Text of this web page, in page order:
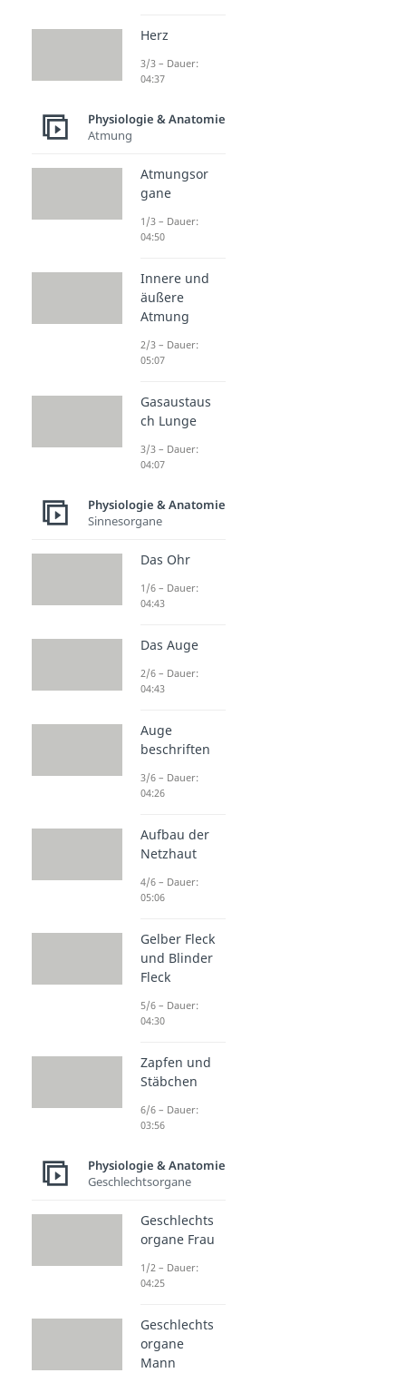
Herz
3/3 – Dauer:
04:37
Physiologie & Anatomie
Atmung
Atmungsor
gane
1/3 – Dauer:
04:50
Innere und
äußere
Atmung
2/3 – Dauer:
05:07
Gasaustaus
ch Lunge
3/3 – Dauer:
04:07
Physiologie & Anatomie
Sinnesorgane
Das Ohr
1/6 – Dauer:
04:43
Das Auge
2/6 – Dauer:
04:43
Auge
beschriften
3/6 – Dauer:
04:26
Aufbau der
Netzhaut
4/6 – Dauer:
05:06
Gelber Fleck
und Blinder
Fleck
5/6 – Dauer:
04:30
Zapfen und
Stäbchen
6/6 – Dauer:
03:56
Physiologie & Anatomie
Geschlechtsorgane
Geschlechts
organe Frau
1/2 – Dauer:
04:25
Geschlechts
organe
Mann